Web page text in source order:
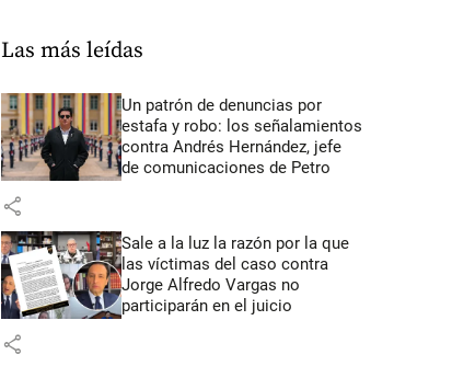
Las más leídas
Un patrón de denuncias por
estafa y robo: los señalamientos
contra Andrés Hernández, jefe
de comunicaciones de Petro
share
Sale a la luz la razón por la que
las víctimas del caso contra
Jorge Alfredo Vargas no
participarán en el juicio
share